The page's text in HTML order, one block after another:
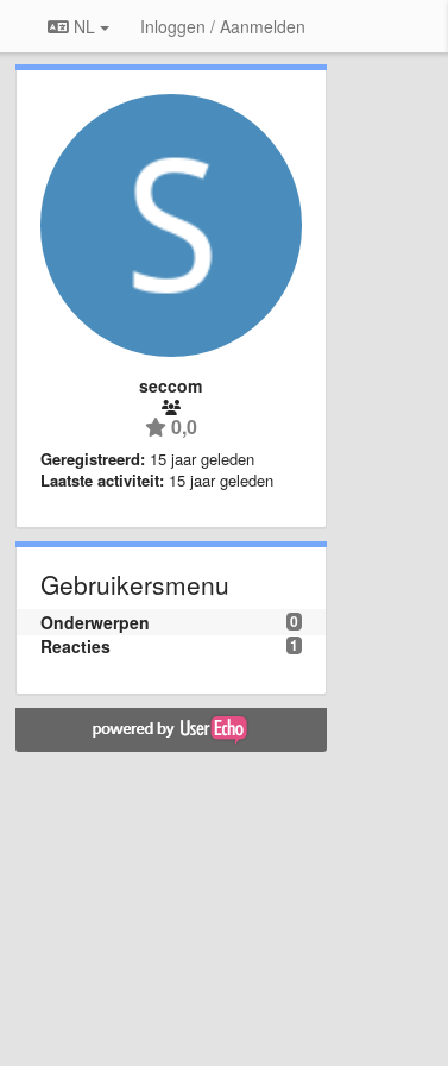
NL Inloggen / Aanmelden
seccom
0,0
Geregistreerd: 15 jaar geleden
Laatste activiteit: 15 jaar geleden
Gebruikersmenu
0
Onderwerpen
1
Reacties